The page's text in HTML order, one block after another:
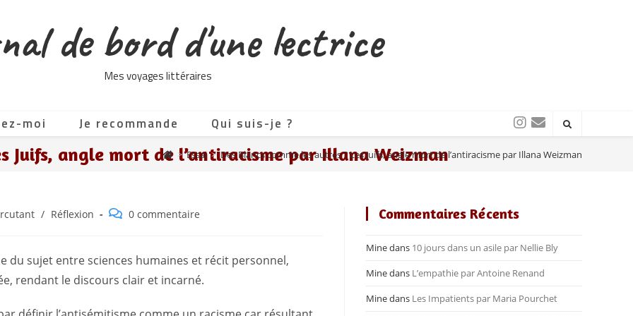
de bord d'une lectrice
Mes voyages littéraires
moi Je recommande Qui suis-je ?
Juifs, angle mort de l’antiracisme par Illana Weizman
> Essai > Des Blancs comme les autres ? Les Juifs, angle mort de l’antiracisme par Illana Weizman
/ Réflexion
Commentaires
publication :
0 commentaire
du sujet entre sciences humaines et récit personnel,
rendant le discours clair et incarné.
Commentaires Récents
Minedans 10 jours dans un asile par Nellie Bly
Minedans L’empathie par Antoine Renand
Minedans Les Impatients par Maria Pourchet